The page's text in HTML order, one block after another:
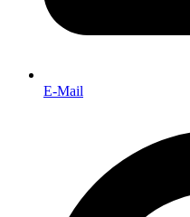
E-Mail